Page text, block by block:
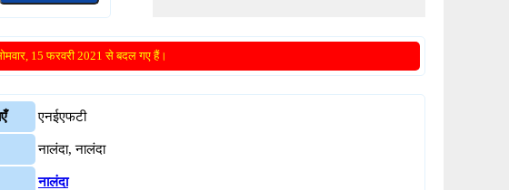
15 फरवरी 2021 से बदल गए हैं।
एनईएफटी
नालंदा, नालंदा
नालंदा